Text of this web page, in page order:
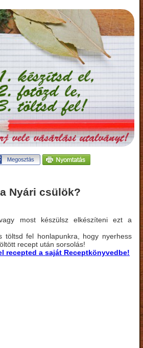
Nyári csülök?
most készülsz elkészíteni ezt a
töltsd fel honlapunkra, hogy nyerhess
recept után sorsolás!
recepted a saját Receptkönyvedbe!